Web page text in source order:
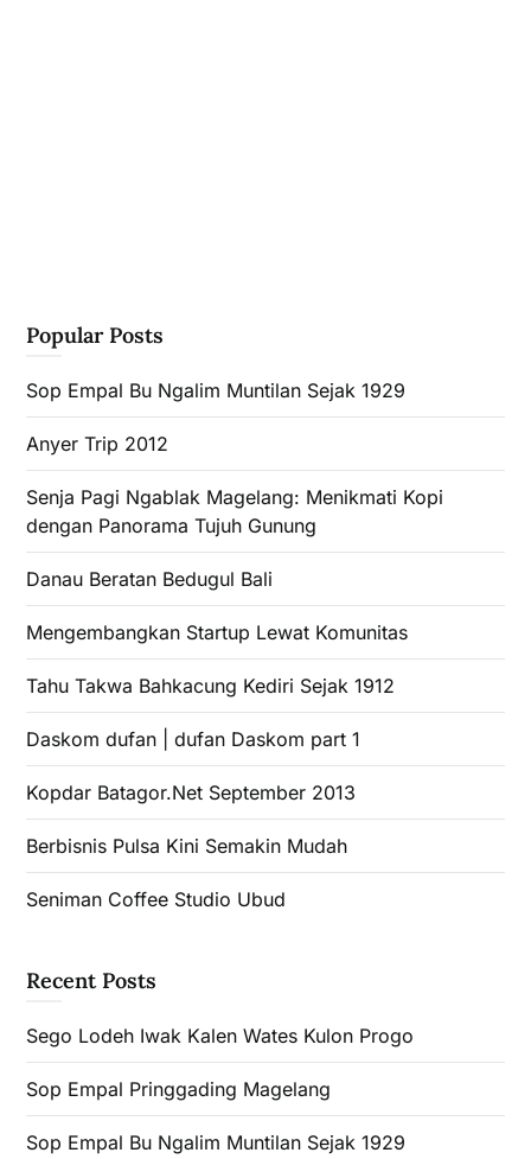
Popular Posts
Sop Empal Bu Ngalim Muntilan Sejak 1929
Anyer Trip 2012
Senja Pagi Ngablak Magelang: Menikmati Kopi
dengan Panorama Tujuh Gunung
Danau Beratan Bedugul Bali
Mengembangkan Startup Lewat Komunitas
Tahu Takwa Bahkacung Kediri Sejak 1912
Daskom dufan | dufan Daskom part 1
Kopdar Batagor.Net September 2013
Berbisnis Pulsa Kini Semakin Mudah
Seniman Coffee Studio Ubud
Recent Posts
Sego Lodeh Iwak Kalen Wates Kulon Progo
Sop Empal Pringgading Magelang
Sop Empal Bu Ngalim Muntilan Sejak 1929